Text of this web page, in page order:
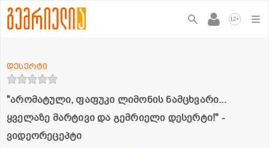
12+
"არომატული, ფაფუკი ლიმონის ნამცხვარი...
ყველაზე მარტივი და გემრიელი დესერტი!" -
ვიდეორეცეპტი
დესერტი